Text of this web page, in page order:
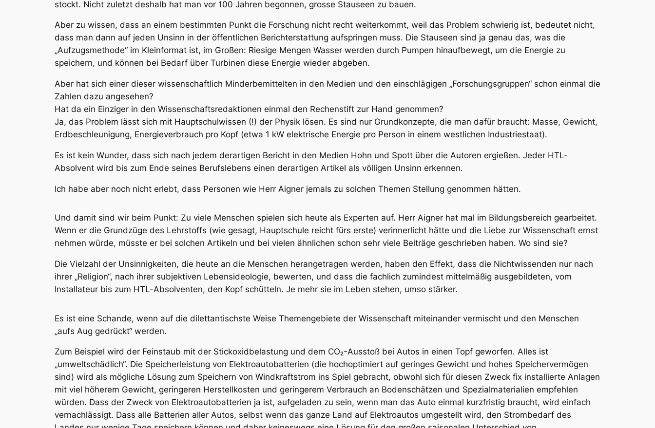
stockt. Nicht zuletzt deshalb hat man vor 100 Jahren begonnen, grosse Stauseen zu bauen.
Aber zu wissen, dass an einem bestimmten Punkt die Forschung nicht recht weiterkommt, weil das Problem schwierig ist, bedeutet nicht,
dass man dann auf jeden Unsinn in der öffentlichen Berichterstattung aufspringen muss. Die Stauseen sind ja genau das, was die
„Aufzugsmethode“ im Kleinformat ist, im Großen: Riesige Mengen Wasser werden durch Pumpen hinaufbewegt, um die Energie zu
speichern, und können bei Bedarf über Turbinen diese Energie wieder abgeben.
Aber hat sich einer dieser wissenschaftlich Minderbemittelten in den Medien und den einschlägigen „Forschungsgruppen“ schon einmal die
Zahlen dazu angesehen?
Hat da ein Einziger in den Wissenschaftsredaktionen einmal den Rechenstift zur Hand genommen?
Ja, das Problem lässt sich mit Hauptschulwissen (!) der Physik lösen. Es sind nur Grundkonzepte, die man dafür braucht: Masse, Gewicht,
Erdbeschleunigung, Energieverbrauch pro Kopf (etwa 1 kW elektrische Energie pro Person in einem westlichen Industriestaat).
Es ist kein Wunder, dass sich nach jedem derartigen Bericht in den Medien Hohn und Spott über die Autoren ergießen. Jeder HTL-
Absolvent wird bis zum Ende seines Berufslebens einen derartigen Artikel als völligen Unsinn erkennen.
Ich habe aber noch nicht erlebt, dass Personen wie Herr Aigner jemals zu solchen Themen Stellung genommen hätten.
Und damit sind wir beim Punkt: Zu viele Menschen spielen sich heute als Experten auf. Herr Aigner hat mal im Bildungsbereich gearbeitet.
Wenn er die Grundzüge des Lehrstoffs (wie gesagt, Hauptschule reicht fürs erste) verinnerlicht hätte und die Liebe zur Wissenschaft ernst
nehmen würde, müsste er bei solchen Artikeln und bei vielen ähnlichen schon sehr viele Beiträge geschrieben haben. Wo sind sie?
Die Vielzahl der Unsinnigkeiten, die heute an die Menschen herangetragen werden, haben den Effekt, dass die Nichtwissenden nur nach
ihrer „Religion“, nach ihrer subjektiven Lebensideologie, bewerten, und dass die fachlich zumindest mittelmäßig ausgebildeten, vom
Installateur bis zum HTL-Absolventen, den Kopf schütteln. Je mehr sie im Leben stehen, umso stärker.
Es ist eine Schande, wenn auf die dilettantischste Weise Themengebiete der Wissenschaft miteinander vermischt und den Menschen
„aufs Aug gedrückt“ werden.
Zum Beispiel wird der Feinstaub mit der Stickoxidbelastung und dem CO₂-Ausstoß bei Autos in einen Topf geworfen. Alles ist
„umweltschädlich“. Die Speicherleistung von Elektroautobatterien (die hochoptimiert auf geringes Gewicht und hohes Speichervermögen
sind) wird als mögliche Lösung zum Speichern von Windkraftstrom ins Spiel gebracht, obwohl sich für diesen Zweck fix installierte Anlagen
mit viel höherem Gewicht, geringeren Herstellkosten und geringerem Verbrauch an Bodenschätzen und Spezialmaterialien empfehlen
würden. Dass der Zweck von Elektroautobatterien ja ist, aufgeladen zu sein, wenn man das Auto einmal kurzfristig braucht, wird einfach
vernachlässigt. Dass alle Batterien aller Autos, selbst wenn das ganze Land auf Elektroautos umgestellt wird, den Strombedarf des